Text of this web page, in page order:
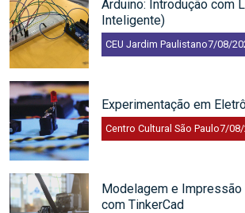
Arduino: Introdução com
Inteligente)
CEU Jardim Paulistano7/08/
Experimentação em
Centro Cultural São Paulo7/08/
Modelagem e Impressão
com TinkerCad